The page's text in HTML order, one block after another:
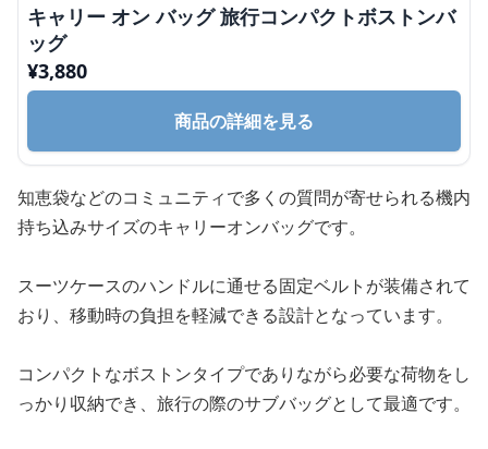
キャリー オン バッグ 旅行コンパクトボストンバ
ッグ
¥3,880
商品の詳細を見る
知恵袋などのコミュニティで多くの質問が寄せられる機内
持ち込みサイズのキャリーオンバッグです。
スーツケースのハンドルに通せる固定ベルトが装備されて
おり、移動時の負担を軽減できる設計となっています。
コンパクトなボストンタイプでありながら必要な荷物をし
っかり収納でき、旅行の際のサブバッグとして最適です。